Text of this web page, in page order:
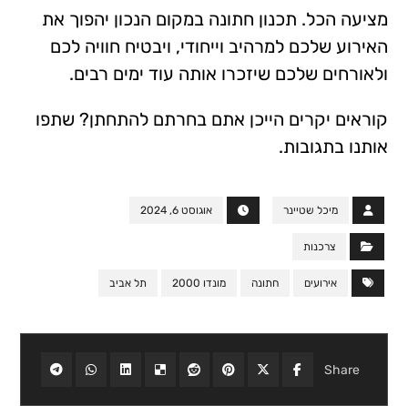
מציעה הכל. תכנון חתונה במקום הנכון יהפוך את
האירוע שלכם למרהיב וייחודי, ויבטיח חוויה לכם
ולאורחים שלכם שיזכרו אותה עוד ימים רבים.
קוראים יקרים הייכן אתם בחרתם להתחתן? שתפו
אותנו בתגובות.
מיכל שטיינר אוגוסט 6, 2024
צרכנות
אירועים חתונה מונדו 2000 תל אביב